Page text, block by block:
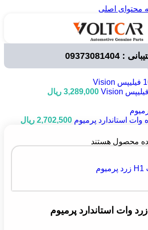
محتوای اصلی
: 09373081404
/ لامپ خودرویی/ لامپ های 12 ولت
3,289,000 ریال
2,702,500 ریال
محصول هستند